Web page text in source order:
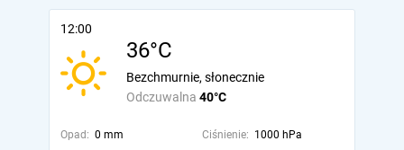
12:00
36°C
Odczuwalna 40°C
Bezchmurnie, słonecznie
Opad: 0 mm Ciśnienie: 1000 hPa